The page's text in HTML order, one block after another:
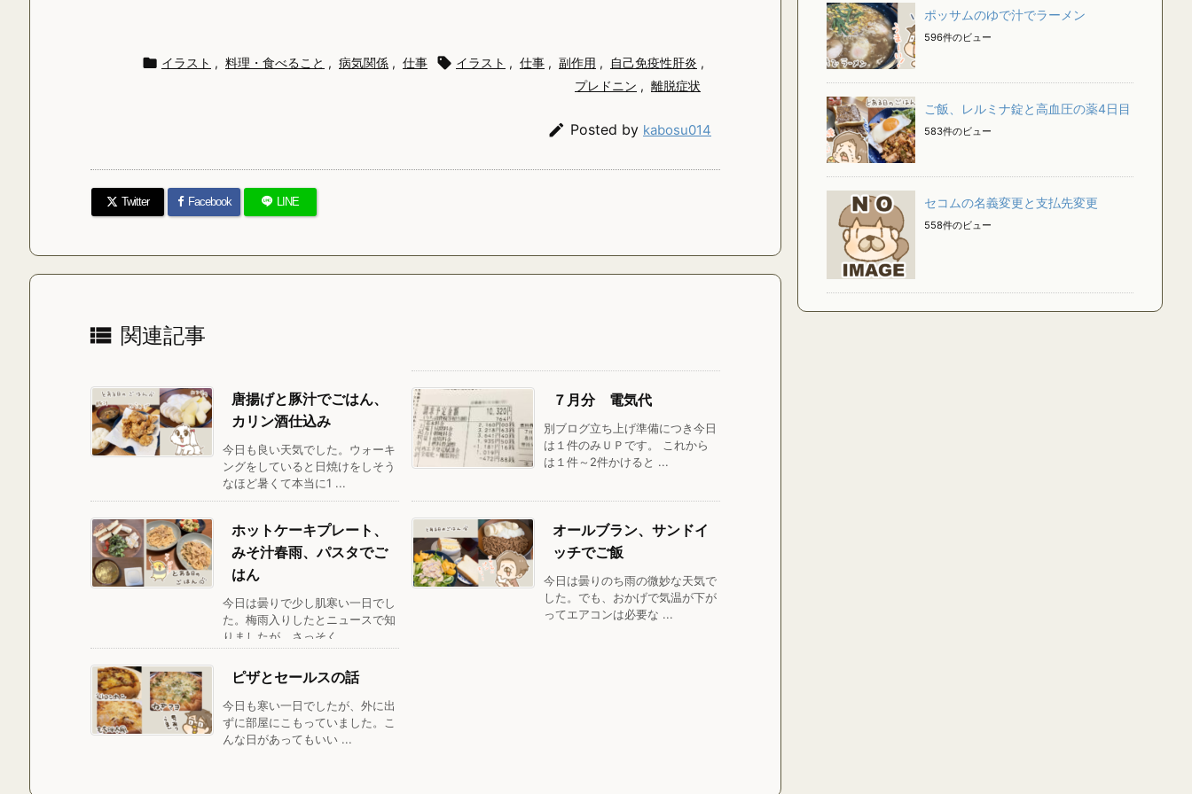
 イラスト , 料理・食べること , 病気関係 , 仕事  イラスト , 仕事 , 副作用 , 自己免疫性肝炎 ,
プレドニン , 離脱症状
 Posted by kabosu014
Twitter Facebook LINE
 関連記事
唐揚げと豚汁でごはん、
カリン酒仕込み
今日も良い天気でした。ウォーキ
ングをしていると日焼けをしそう
なほど暑くて本当に1 ...
７月分 電気代
別ブログ立ち上げ準備につき今日
は１件のみＵＰです。 これから
は１件～2件かけると ...
ホットケーキプレート、
みそ汁春雨、パスタでご
はん
今日は曇りで少し肌寒い一日でし
た。梅雨入りしたとニュースで知
りましたが、さっそく ...
オールブラン、サンドイ
ッチでご飯
今日は曇りのち雨の微妙な天気で
した。でも、おかげで気温が下が
ってエアコンは必要な ...
ピザとセールスの話
今日も寒い一日でしたが、外に出
ずに部屋にこもっていました。こ
んな日があってもいい ...
ポッサムのゆで汁でラーメン
596件のビュー
ご飯、レルミナ錠と高血圧の薬4日目
583件のビュー
セコムの名義変更と支払先変更
558件のビュー